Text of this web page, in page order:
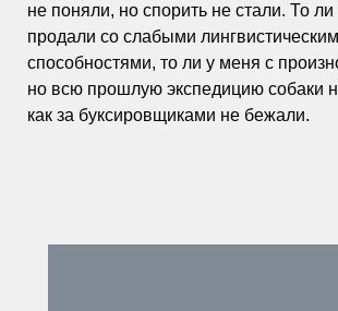
не поняли, но спорить не стали. То
продали со слабыми
способностями, то ли у меня с
но всю прошлую экспедицию собаки
как за буксировщиками не бежали.